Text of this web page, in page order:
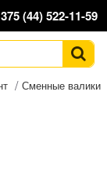
(44) 522-11-59
Сменные валики